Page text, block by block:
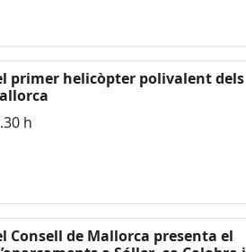
primer helicòpter polivalent dels
h
Consell de Mallorca presenta el